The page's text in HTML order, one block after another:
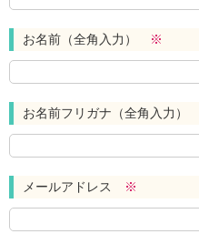
お名前（全角入力） ※
お名前フリガナ（全角入力）
メールアドレス ※